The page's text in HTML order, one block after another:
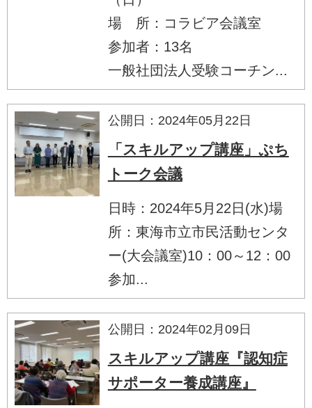
場 所：コラビア会議室
参加者：13名
一般社団法人受験コーチン...
公開日：2024年05月22日
「スキルアップ講座」ぷち
トーク会議
日時：2024年5月22日(水)場
所：東海市立市民活動センタ
ー(大会議室)10：00～12：00
参加...
公開日：2024年02月09日
スキルアップ講座『認知症
サポーター養成講座』